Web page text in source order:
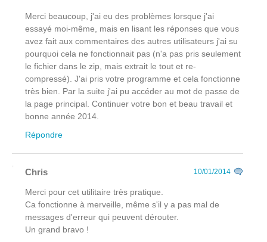
Merci beaucoup, j'ai eu des problèmes lorsque j'ai
essayé moi-même, mais en lisant les réponses que vous
avez fait aux commentaires des autres utilisateurs j'ai su
pourquoi cela ne fonctionnait pas (n'a pas pris seulement
le fichier dans le zip, mais extrait le tout et re-
compressé). J'ai pris votre programme et cela fonctionne
très bien. Par la suite j'ai pu accéder au mot de passe de
la page principal. Continuer votre bon et beau travail et
bonne année 2014.
Répondre
Chris 10/01/2014
Merci pour cet utilitaire très pratique.
Ca fonctionne à merveille, même s'il y a pas mal de
messages d'erreur qui peuvent dérouter.
Un grand bravo !